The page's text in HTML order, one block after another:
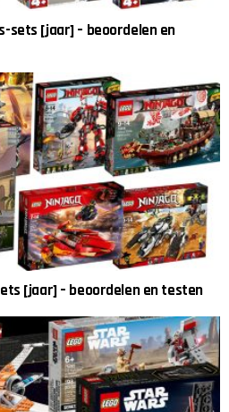
sets [jaar] – beoordelen en
[jaar] – beoordelen en testen